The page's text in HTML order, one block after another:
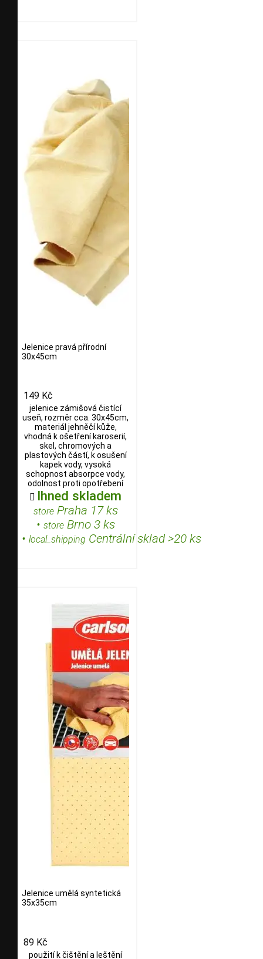
Jelenice pravá přírodní
30x45cm
149 Kč
jelenice zámišová čistící
useň, rozměr cca. 30x45cm,
materiál jehněčí kůže,
vhodná k ošetření karoserií,
skel, chromových a
plastových částí, k osušení
kapek vody, vysoká
schopnost absorpce vody,
odolnost proti opotřebení
 Ihned skladem
storePraha 17 ks
• storeBrno 3 ks
• local_shipping Centrální sklad >20 ks
Jelenice umělá syntetická
35x35cm
89 Kč
použití k čištění a leštění